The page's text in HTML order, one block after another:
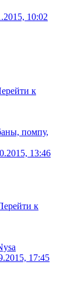
10:02
к
помпу,
13:46
к
17:45